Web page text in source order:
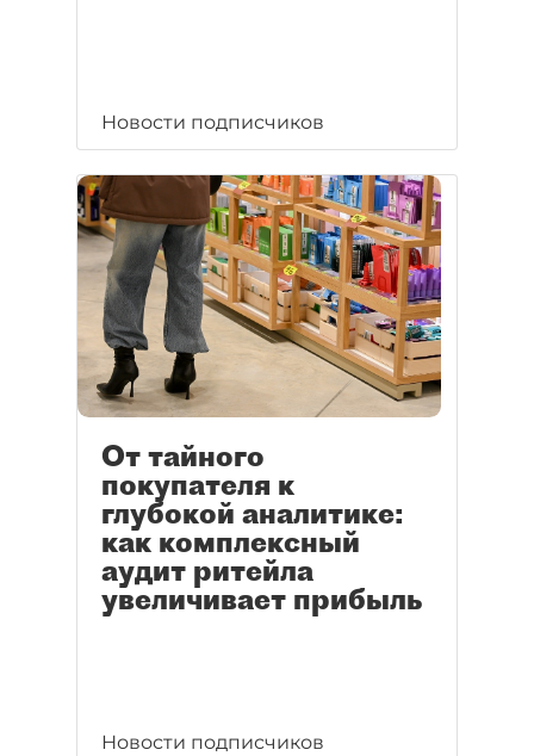
Новости подписчиков
От тайного
покупателя к
глубокой аналитике:
как комплексный
аудит ритейла
увеличивает прибыль
Новости подписчиков